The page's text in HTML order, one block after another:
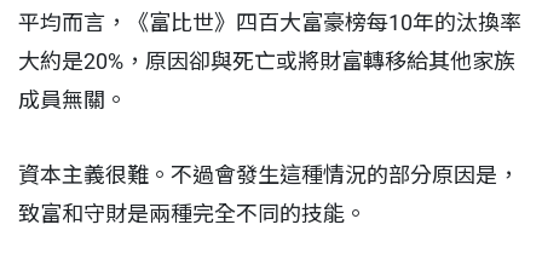
平均而言，《富比世》四百大富豪榜每10年的汰換率
大約是20%，原因卻與死亡或將財富轉移給其他家族
成員無關。
資本主義很難。不過會發生這種情況的部分原因是，
致富和守財是兩種完全不同的技能。